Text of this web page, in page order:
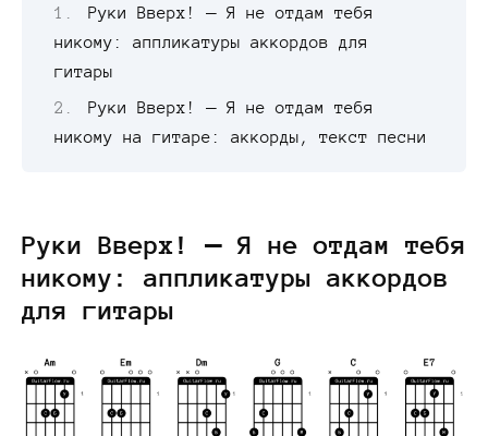
Руки Вверх! — Я не отдам тебя
никому: аппликатуры аккордов для
гитары
Руки Вверх! — Я не отдам тебя
никому на гитаре: аккорды, текст песни
Руки Вверх! — Я не отдам тебя
никому: аппликатуры аккордов
для гитары